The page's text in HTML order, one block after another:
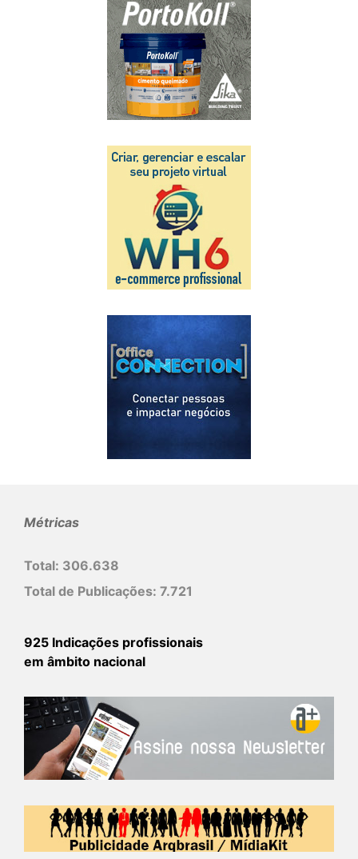
Métricas
Total: 306.638
Total de Publicações: 7.721
925 Indicações profissionais
em âmbito nacional